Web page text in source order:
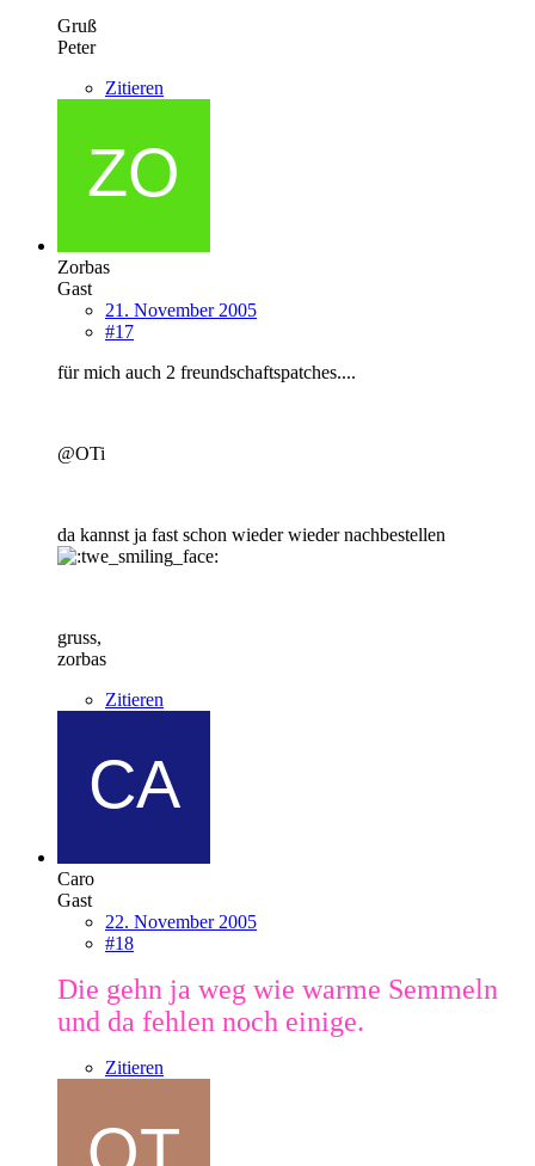
Gruß
Peter
Zitieren
Zorbas
Gast
21. November 2005
#17
für mich auch 2 freundschaftspatches....
@OTi
da kannst ja fast schon wieder wieder nachbestellen
gruss,
zorbas
Zitieren
Caro
Gast
22. November 2005
#18
Die gehn ja weg wie warme Semmeln
und da fehlen noch einige.
Zitieren